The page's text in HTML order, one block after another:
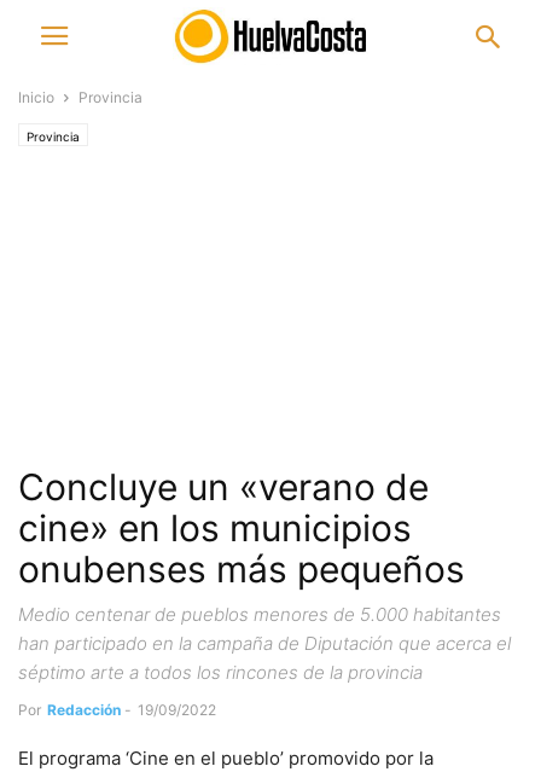
Inicio Provincia
Provincia
Concluye un «verano de
cine» en los municipios
onubenses más pequeños
Medio centenar de pueblos menores de 5.000 habitantes
han participado en la campaña de Diputación que acerca el
séptimo arte a todos los rincones de la provincia
Por Redacción - 19/09/2022
El programa ‘Cine en el pueblo’ promovido por la